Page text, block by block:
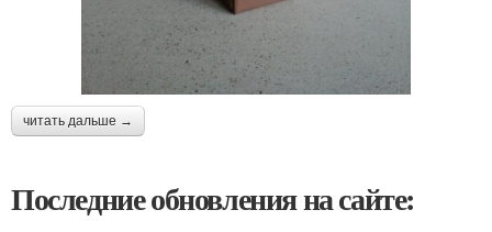
читать дальше →
Последние обновления на сайте: